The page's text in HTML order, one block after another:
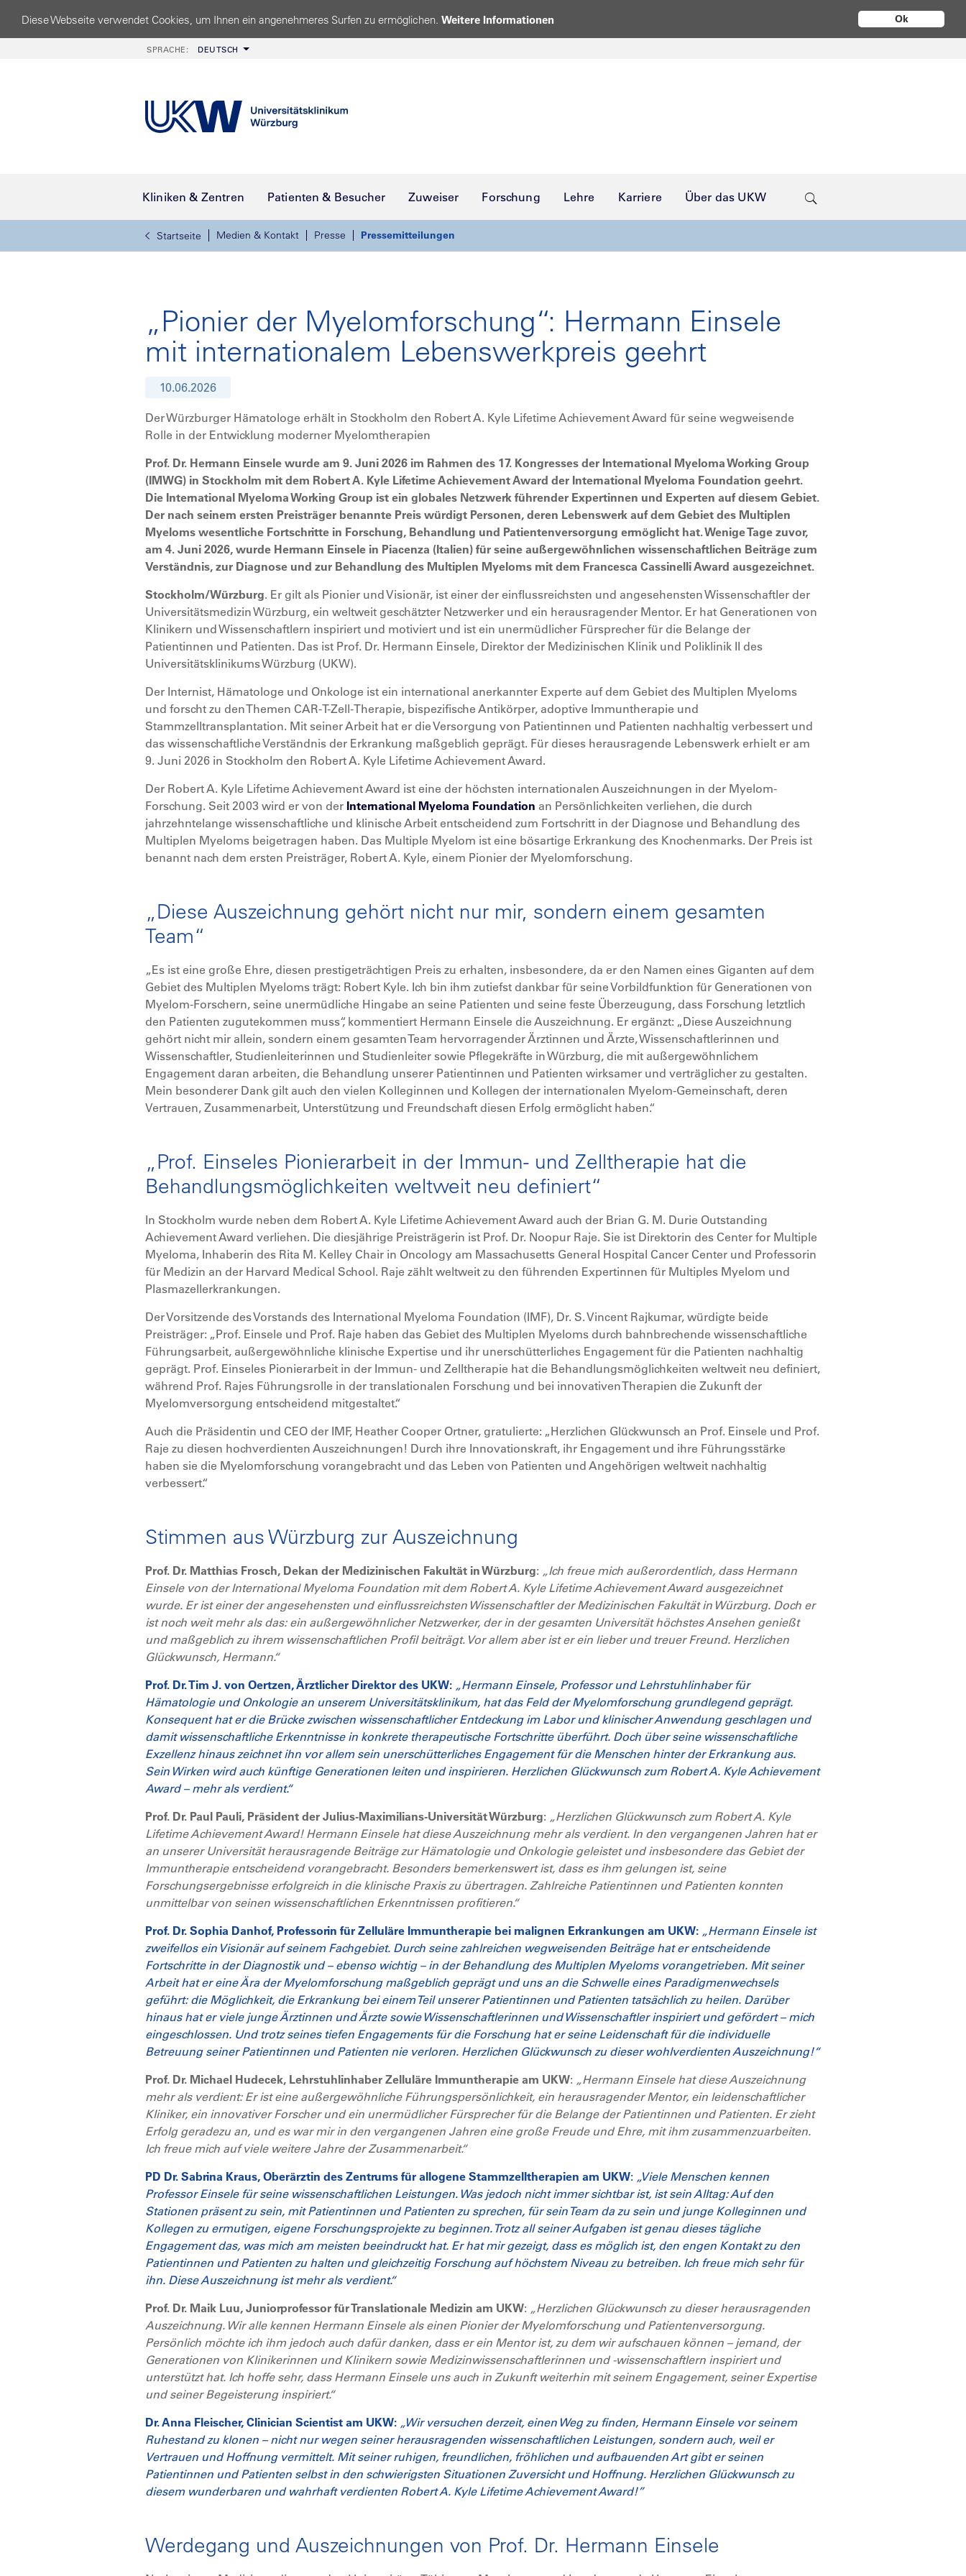
Ok
Diese Webseite verwendet Cookies, um Ihnen ein angenehmeres Surfen zu ermöglichen. Weitere Informationen
SPRACHE: DEUTSCH
Kliniken & Zentren Patienten & Besucher Zuweiser Forschung Lehre Karriere Über das UKW
Startseite Medien & Kontakt Presse Pressemitteilungen
„Pionier der Myelomforschung“: Hermann Einsele
mit internationalem Lebenswerkpreis geehrt
10.06.2026
Der Würzburger Hämatologe erhält in Stockholm den Robert A. Kyle Lifetime Achievement Award für seine wegweisende
Rolle in der Entwicklung moderner Myelomtherapien
Prof. Dr. Hermann Einsele wurde am 9. Juni 2026 im Rahmen des 17. Kongresses der International Myeloma Working Group
(IMWG) in Stockholm mit dem Robert A. Kyle Lifetime Achievement Award der International Myeloma Foundation geehrt.
Die International Myeloma Working Group ist ein globales Netzwerk führender Expertinnen und Experten auf diesem Gebiet.
Der nach seinem ersten Preisträger benannte Preis würdigt Personen, deren Lebenswerk auf dem Gebiet des Multiplen
Myeloms wesentliche Fortschritte in Forschung, Behandlung und Patientenversorgung ermöglicht hat. Wenige Tage zuvor,
am 4. Juni 2026, wurde Hermann Einsele in Piacenza (Italien) für seine außergewöhnlichen wissenschaftlichen Beiträge zum
Verständnis, zur Diagnose und zur Behandlung des Multiplen Myeloms mit dem Francesca Cassinelli Award ausgezeichnet.
Stockholm/Würzburg. Er gilt als Pionier und Visionär, ist einer der einflussreichsten und angesehensten Wissenschaftler der
Universitätsmedizin Würzburg, ein weltweit geschätzter Netzwerker und ein herausragender Mentor. Er hat Generationen von
Klinikern und Wissenschaftlern inspiriert und motiviert und ist ein unermüdlicher Fürsprecher für die Belange der
Patientinnen und Patienten. Das ist Prof. Dr. Hermann Einsele, Direktor der Medizinischen Klinik und Poliklinik II des
Universitätsklinikums Würzburg (UKW).
Der Internist, Hämatologe und Onkologe ist ein international anerkannter Experte auf dem Gebiet des Multiplen Myeloms
und forscht zu den Themen CAR-T-Zell-Therapie, bispezifische Antikörper, adoptive Immuntherapie und
Stammzelltransplantation. Mit seiner Arbeit hat er die Versorgung von Patientinnen und Patienten nachhaltig verbessert und
das wissenschaftliche Verständnis der Erkrankung maßgeblich geprägt. Für dieses herausragende Lebenswerk erhielt er am
9. Juni 2026 in Stockholm den Robert A. Kyle Lifetime Achievement Award.
Der Robert A. Kyle Lifetime Achievement Award ist eine der höchsten internationalen Auszeichnungen in der Myelom-
Forschung. Seit 2003 wird er von der International Myeloma Foundation an Persönlichkeiten verliehen, die durch
jahrzehntelange wissenschaftliche und klinische Arbeit entscheidend zum Fortschritt in der Diagnose und Behandlung des
Multiplen Myeloms beigetragen haben. Das Multiple Myelom ist eine bösartige Erkrankung des Knochenmarks. Der Preis ist
benannt nach dem ersten Preisträger, Robert A. Kyle, einem Pionier der Myelomforschung.
„Diese Auszeichnung gehört nicht nur mir, sondern einem gesamten
Team“
„Es ist eine große Ehre, diesen prestigeträchtigen Preis zu erhalten, insbesondere, da er den Namen eines Giganten auf dem
Gebiet des Multiplen Myeloms trägt: Robert Kyle. Ich bin ihm zutiefst dankbar für seine Vorbildfunktion für Generationen von
Myelom-Forschern, seine unermüdliche Hingabe an seine Patienten und seine feste Überzeugung, dass Forschung letztlich
den Patienten zugutekommen muss“, kommentiert Hermann Einsele die Auszeichnung. Er ergänzt: „Diese Auszeichnung
gehört nicht mir allein, sondern einem gesamten Team hervorragender Ärztinnen und Ärzte, Wissenschaftlerinnen und
Wissenschaftler, Studienleiterinnen und Studienleiter sowie Pflegekräfte in Würzburg, die mit außergewöhnlichem
Engagement daran arbeiten, die Behandlung unserer Patientinnen und Patienten wirksamer und verträglicher zu gestalten.
Mein besonderer Dank gilt auch den vielen Kolleginnen und Kollegen der internationalen Myelom-Gemeinschaft, deren
Vertrauen, Zusammenarbeit, Unterstützung und Freundschaft diesen Erfolg ermöglicht haben.“
„Prof. Einseles Pionierarbeit in der Immun- und Zelltherapie hat die
Behandlungsmöglichkeiten weltweit neu definiert“
In Stockholm wurde neben dem Robert A. Kyle Lifetime Achievement Award auch der Brian G. M. Durie Outstanding
Achievement Award verliehen. Die diesjährige Preisträgerin ist Prof. Dr. Noopur Raje. Sie ist Direktorin des Center for Multiple
Myeloma, Inhaberin des Rita M. Kelley Chair in Oncology am Massachusetts General Hospital Cancer Center und Professorin
für Medizin an der Harvard Medical School. Raje zählt weltweit zu den führenden Expertinnen für Multiples Myelom und
Plasmazellerkrankungen.
Der Vorsitzende des Vorstands des International Myeloma Foundation (IMF), Dr. S. Vincent Rajkumar, würdigte beide
Preisträger: „Prof. Einsele und Prof. Raje haben das Gebiet des Multiplen Myeloms durch bahnbrechende wissenschaftliche
Führungsarbeit, außergewöhnliche klinische Expertise und ihr unerschütterliches Engagement für die Patienten nachhaltig
geprägt. Prof. Einseles Pionierarbeit in der Immun- und Zelltherapie hat die Behandlungsmöglichkeiten weltweit neu definiert,
während Prof. Rajes Führungsrolle in der translationalen Forschung und bei innovativen Therapien die Zukunft der
Myelomversorgung entscheidend mitgestaltet.“
Auch die Präsidentin und CEO der IMF, Heather Cooper Ortner, gratulierte: „Herzlichen Glückwunsch an Prof. Einsele und Prof.
Raje zu diesen hochverdienten Auszeichnungen! Durch ihre Innovationskraft, ihr Engagement und ihre Führungsstärke
haben sie die Myelomforschung vorangebracht und das Leben von Patienten und Angehörigen weltweit nachhaltig
verbessert.“
Stimmen aus Würzburg zur Auszeichnung
Prof. Dr. Matthias Frosch, Dekan der Medizinischen Fakultät in Würzburg: „Ich freue mich außerordentlich, dass Hermann
Einsele von der International Myeloma Foundation mit dem Robert A. Kyle Lifetime Achievement Award ausgezeichnet
wurde. Er ist einer der angesehensten und einflussreichsten Wissenschaftler der Medizinischen Fakultät in Würzburg. Doch er
ist noch weit mehr als das: ein außergewöhnlicher Netzwerker, der in der gesamten Universität höchstes Ansehen genießt
und maßgeblich zu ihrem wissenschaftlichen Profil beiträgt. Vor allem aber ist er ein lieber und treuer Freund. Herzlichen
Glückwunsch, Hermann.“
Prof. Dr. Tim J. von Oertzen, Ärztlicher Direktor des UKW: „Hermann Einsele, Professor und Lehrstuhlinhaber für
Hämatologie und Onkologie an unserem Universitätsklinikum, hat das Feld der Myelomforschung grundlegend geprägt.
Konsequent hat er die Brücke zwischen wissenschaftlicher Entdeckung im Labor und klinischer Anwendung geschlagen und
damit wissenschaftliche Erkenntnisse in konkrete therapeutische Fortschritte überführt. Doch über seine wissenschaftliche
Exzellenz hinaus zeichnet ihn vor allem sein unerschütterliches Engagement für die Menschen hinter der Erkrankung aus.
Sein Wirken wird auch künftige Generationen leiten und inspirieren. Herzlichen Glückwunsch zum Robert A. Kyle Achievement
Award – mehr als verdient.“
Prof. Dr. Paul Pauli, Präsident der Julius-Maximilians-Universität Würzburg: „Herzlichen Glückwunsch zum Robert A. Kyle
Lifetime Achievement Award! Hermann Einsele hat diese Auszeichnung mehr als verdient. In den vergangenen Jahren hat er
an unserer Universität herausragende Beiträge zur Hämatologie und Onkologie geleistet und insbesondere das Gebiet der
Immuntherapie entscheidend vorangebracht. Besonders bemerkenswert ist, dass es ihm gelungen ist, seine
Forschungsergebnisse erfolgreich in die klinische Praxis zu übertragen. Zahlreiche Patientinnen und Patienten konnten
unmittelbar von seinen wissenschaftlichen Erkenntnissen profitieren.“
Prof. Dr. Sophia Danhof, Professorin für Zelluläre Immuntherapie bei malignen Erkrankungen am UKW: „Hermann Einsele ist
zweifellos ein Visionär auf seinem Fachgebiet. Durch seine zahlreichen wegweisenden Beiträge hat er entscheidende
Fortschritte in der Diagnostik und – ebenso wichtig – in der Behandlung des Multiplen Myeloms vorangetrieben. Mit seiner
Arbeit hat er eine Ära der Myelomforschung maßgeblich geprägt und uns an die Schwelle eines Paradigmenwechsels
geführt: die Möglichkeit, die Erkrankung bei einem Teil unserer Patientinnen und Patienten tatsächlich zu heilen. Darüber
hinaus hat er viele junge Ärztinnen und Ärzte sowie Wissenschaftlerinnen und Wissenschaftler inspiriert und gefördert – mich
eingeschlossen. Und trotz seines tiefen Engagements für die Forschung hat er seine Leidenschaft für die individuelle
Betreuung seiner Patientinnen und Patienten nie verloren. Herzlichen Glückwunsch zu dieser wohlverdienten Auszeichnung!“
Prof. Dr. Michael Hudecek, Lehrstuhlinhaber Zelluläre Immuntherapie am UKW: „Hermann Einsele hat diese Auszeichnung
mehr als verdient: Er ist eine außergewöhnliche Führungspersönlichkeit, ein herausragender Mentor, ein leidenschaftlicher
Kliniker, ein innovativer Forscher und ein unermüdlicher Fürsprecher für die Belange der Patientinnen und Patienten. Er zieht
Erfolg geradezu an, und es war mir in den vergangenen Jahren eine große Freude und Ehre, mit ihm zusammenzuarbeiten.
Ich freue mich auf viele weitere Jahre der Zusammenarbeit.“
PD Dr. Sabrina Kraus, Oberärztin des Zentrums für allogene Stammzelltherapien am UKW: „Viele Menschen kennen
Professor Einsele für seine wissenschaftlichen Leistungen. Was jedoch nicht immer sichtbar ist, ist sein Alltag: Auf den
Stationen präsent zu sein, mit Patientinnen und Patienten zu sprechen, für sein Team da zu sein und junge Kolleginnen und
Kollegen zu ermutigen, eigene Forschungsprojekte zu beginnen. Trotz all seiner Aufgaben ist genau dieses tägliche
Engagement das, was mich am meisten beeindruckt hat. Er hat mir gezeigt, dass es möglich ist, den engen Kontakt zu den
Patientinnen und Patienten zu halten und gleichzeitig Forschung auf höchstem Niveau zu betreiben. Ich freue mich sehr für
ihn. Diese Auszeichnung ist mehr als verdient.“
Prof. Dr. Maik Luu, Juniorprofessor für Translationale Medizin am UKW: „Herzlichen Glückwunsch zu dieser herausragenden
Auszeichnung. Wir alle kennen Hermann Einsele als einen Pionier der Myelomforschung und Patientenversorgung.
Persönlich möchte ich ihm jedoch auch dafür danken, dass er ein Mentor ist, zu dem wir aufschauen können – jemand, der
Generationen von Klinikerinnen und Klinikern sowie Medizinwissenschaftlerinnen und -wissenschaftlern inspiriert und
unterstützt hat. Ich hoffe sehr, dass Hermann Einsele uns auch in Zukunft weiterhin mit seinem Engagement, seiner Expertise
und seiner Begeisterung inspiriert.“
Dr. Anna Fleischer, Clinician Scientist am UKW: „Wir versuchen derzeit, einen Weg zu finden, Hermann Einsele vor seinem
Ruhestand zu klonen – nicht nur wegen seiner herausragenden wissenschaftlichen Leistungen, sondern auch, weil er
Vertrauen und Hoffnung vermittelt. Mit seiner ruhigen, freundlichen, fröhlichen und aufbauenden Art gibt er seinen
Patientinnen und Patienten selbst in den schwierigsten Situationen Zuversicht und Hoffnung. Herzlichen Glückwunsch zu
diesem wunderbaren und wahrhaft verdienten Robert A. Kyle Lifetime Achievement Award!”
Werdegang und Auszeichnungen von Prof. Dr. Hermann Einsele